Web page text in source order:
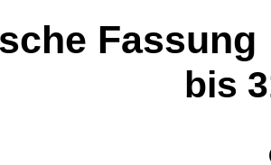
Fassung
bis